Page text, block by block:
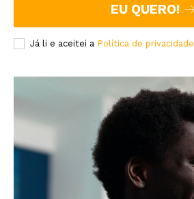
EU QUERO!
Já li e aceitei a Política de privacidade